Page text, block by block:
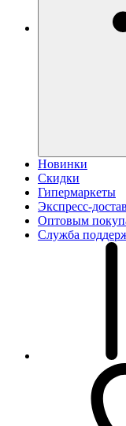
Новинки
Скидки
Гипермаркеты
Экспресс-
Оптовым
Служба